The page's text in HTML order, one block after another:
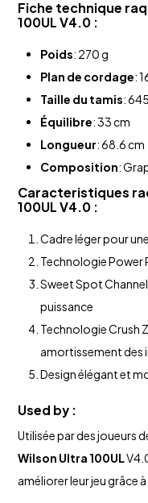
Fiche technique
100UL V4.0 :
Poids: 270 g
Plan de cordage:
Taille du tamis:
Équilibre: 33 cm
Longueur: 68.6 cm
Composition:
Caracteristiques
100UL V4.0 :
Cadre léger pour
Technologie Power
Sweet Spot
puissance
Technologie Crush
amortissement des
Design élégant et
Used by :
Utilisée par des joueurs
Wilson Ultra 100UL
améliorer leur jeu grâce à